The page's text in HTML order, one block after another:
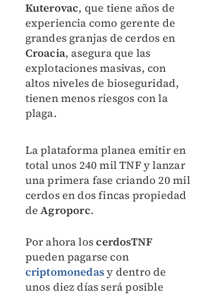
Kuterovac, que tiene años de
experiencia como gerente de
grandes granjas de cerdos en
Croacia, asegura que las
explotaciones masivas, con
altos niveles de bioseguridad,
tienen menos riesgos con la
plaga.
La plataforma planea emitir en
total unos 240 mil TNF y lanzar
una primera fase criando 20 mil
cerdos en dos fincas propiedad
deAgroporc.
Por ahora los cerdosTNF
pueden pagarse con
criptomonedasy dentro de
unos diez días será posible